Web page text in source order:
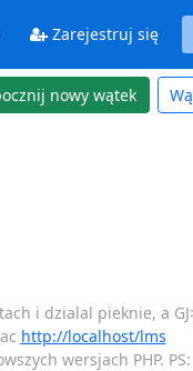
Zarejestruj się
nowy wątek
i dzialal pieknie, a
http://localhost/lms
wersjach PHP. PS: